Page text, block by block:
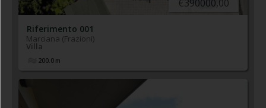
€390000,00
Riferimento 001
Marciana (Frazioni)
Villa
200.0 m